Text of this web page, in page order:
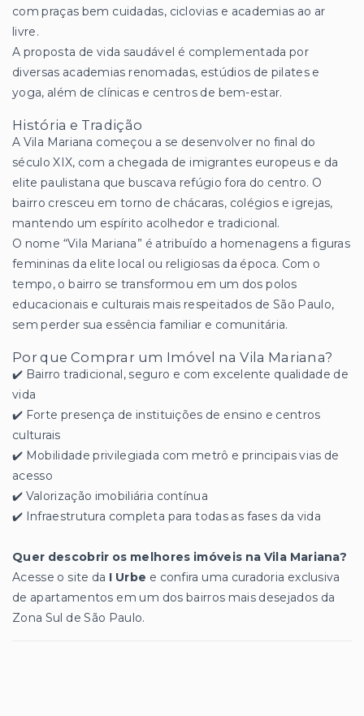
com praças bem cuidadas, ciclovias e academias ao ar
livre.
A proposta de vida saudável é complementada por
diversas academias renomadas, estúdios de pilates e
yoga, além de clínicas e centros de bem-estar.
História e Tradição
A Vila Mariana começou a se desenvolver no final do
século XIX, com a chegada de imigrantes europeus e da
elite paulistana que buscava refúgio fora do centro. O
bairro cresceu em torno de chácaras, colégios e igrejas,
mantendo um espírito acolhedor e tradicional.
O nome “Vila Mariana” é atribuído a homenagens a figuras
femininas da elite local ou religiosas da época. Com o
tempo, o bairro se transformou em um dos polos
educacionais e culturais mais respeitados de São Paulo,
sem perder sua essência familiar e comunitária.
Por que Comprar um Imóvel na Vila Mariana?
✔️ Bairro tradicional, seguro e com excelente qualidade de
vida
✔️ Forte presença de instituições de ensino e centros
culturais
✔️ Mobilidade privilegiada com metrô e principais vias de
acesso
✔️ Valorização imobiliária contínua
✔️ Infraestrutura completa para todas as fases da vida
Quer descobrir os melhores imóveis na Vila Mariana?
Acesse o site da I Urbe e confira uma curadoria exclusiva
de apartamentos em um dos bairros mais desejados da
Zona Sul de São Paulo.